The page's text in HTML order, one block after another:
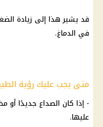
قد يشير هذا إلى زيادة
في الدماغ.
متى يجب عليك رؤية
- إذا كان الصداع جديدًا أو
عليها.